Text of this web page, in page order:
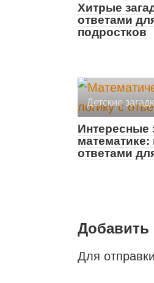
Хитрые
ответами
подростков
Детские
Интересные
математике:
ответами
Добавить
Для